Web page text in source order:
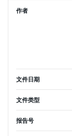
作者
文件日期
文件类型
报告号